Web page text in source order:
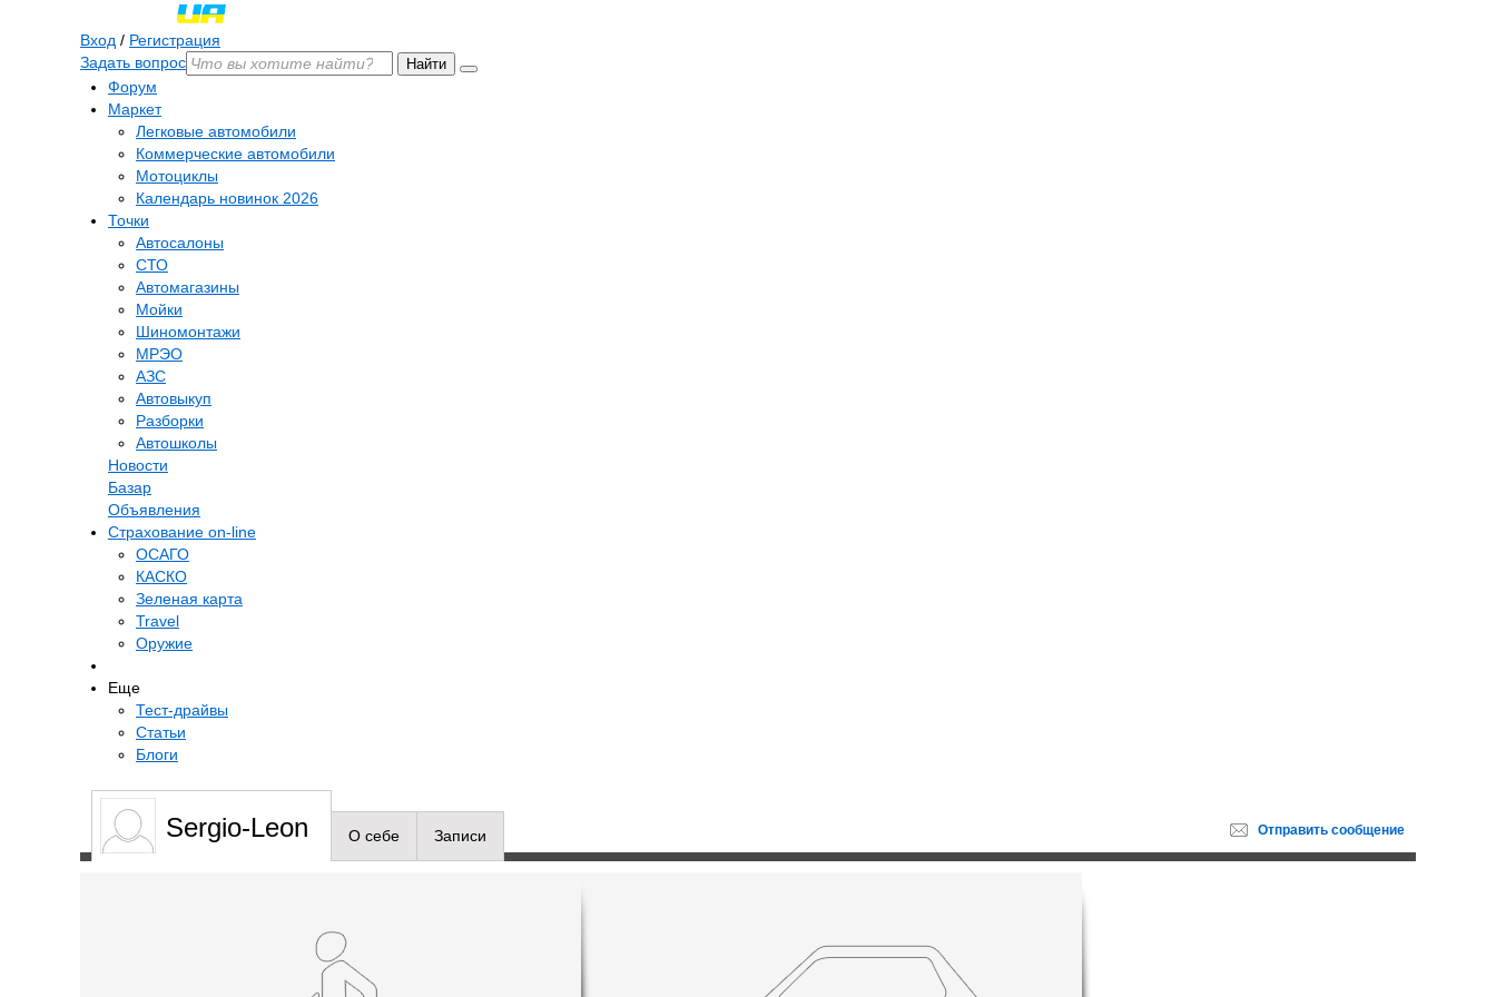
Вход / Регистрация
Задать вопрос
Найти
Форум
Маркет
Легковые автомобили
Коммерческие автомобили
Мотоциклы
Календарь новинок 2026
Точки
Автосалоны
СТО
Автомагазины
Мойки
Шиномонтажи
МРЭО
АЗС
Автовыкуп
Разборки
Автошколы
Новости
Базар
Объявления
Cтрахование on-line
ОСАГО
КАСКО
Зеленая карта
Travel
Оружие
Еще
Тест-драйвы
Статьи
Блоги
Отправить сообщение
Sergio-Leon О себе Записи